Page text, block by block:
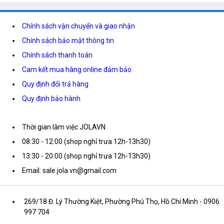
Chính sách vận chuyển và giao nhận
Chính sách bảo mật thông tin
Chính sách thanh toán
Cam kết mua hàng online đảm bảo
Quy định đổi trả hàng
Quy định bảo hành
Thời gian làm việc JOLAVN
08:30 - 12:00 (shop nghỉ trưa 12h-13h30)
13:30 - 20:00 (shop nghỉ trưa 12h-13h30)
Email: sale.jola.vn@gmail.com
269/18 Đ. Lý Thường Kiệt, Phường Phú Thọ, Hồ Chí Minh - 0906
997 704